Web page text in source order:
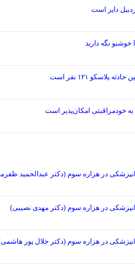
خوشبو نگه دارید
۱۲۱ نفر است
به خودمراقبتی امکان‌پذیر است
در هزاره سوم (دکتر عبدالحمید
در هزاره سوم (دکتر مهدی نصیبی)
در هزاره سوم (دکتر جلال پور